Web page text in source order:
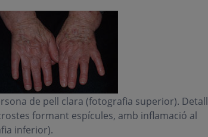
de pell clara (fotografia superior). Detall
formant espícules, amb inflamació al
inferior).